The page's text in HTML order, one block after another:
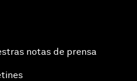
notas de prensa